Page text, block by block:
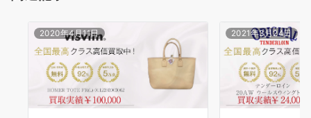
2020年4月11日 2021年3月24日